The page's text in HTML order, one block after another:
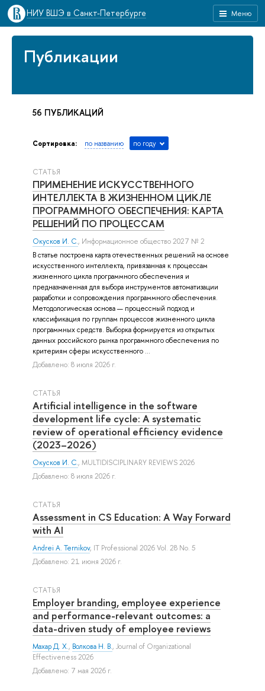
Меню
НИУ ВШЭ в Санкт-Петербурге
Публикации
56 ПУБЛИКАЦИЙ
Сортировка: по названию по году
СТАТЬЯ
ПРИМЕНЕНИЕ ИСКУССТВЕННОГО
ИНТЕЛЛЕКТА В ЖИЗНЕННОМ ЦИКЛЕ
ПРОГРАММНОГО ОБЕСПЕЧЕНИЯ: КАРТА
РЕШЕНИЙ ПО ПРОЦЕССАМ
Окусков И. С., Информационное общество 2027 № 2
В статье построена карта отечественных решений на основе
искусственного интеллекта, привязанная к процессам
жизненного цикла программного обеспечения и
предназначенная для выбора инструментов автоматизации
разработки и сопровождения программного обеспечения.
Методологическая основа — процессный подход и
классификация по группам процессов жизненного цикла
программных средств. Выборка формируется из открытых
данных российского рынка программного обеспечения по
критериям сферы искусственного ...
Добавлено: 8 июля 2026 г.
СТАТЬЯ
Artificial intelligence in the software
development life cycle: A systematic
review of operational efficiency evidence
(2023–2026)
Окусков И. С., MULTIDISCIPLINARY REVIEWS 2026
Добавлено: 8 июля 2026 г.
СТАТЬЯ
Assessment in CS Education: A Way Forward
with AI
Andrei A. Ternikov, IT Professional 2026 Vol. 28 No. 5
Добавлено: 21 июня 2026 г.
СТАТЬЯ
Employer branding, employee experience
and performance-relevant outcomes: a
data-driven study of employee reviews
Махар Д. Х., Волкова Н. В., Journal of Organizational
Effectiveness 2026
Добавлено: 7 мая 2026 г.